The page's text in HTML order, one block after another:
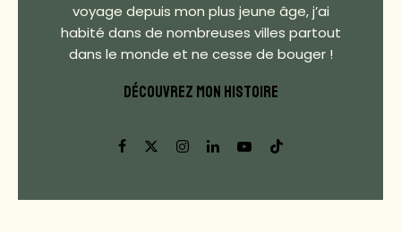
voyage depuis mon plus jeune âge, j’ai
habité dans de nombreuses villes partout
dans le monde et ne cesse de bouger !
DÉCOUVREZ MON HISTOIRE